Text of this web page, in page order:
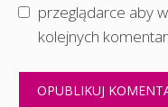
przeglądarce aby
kolejnych